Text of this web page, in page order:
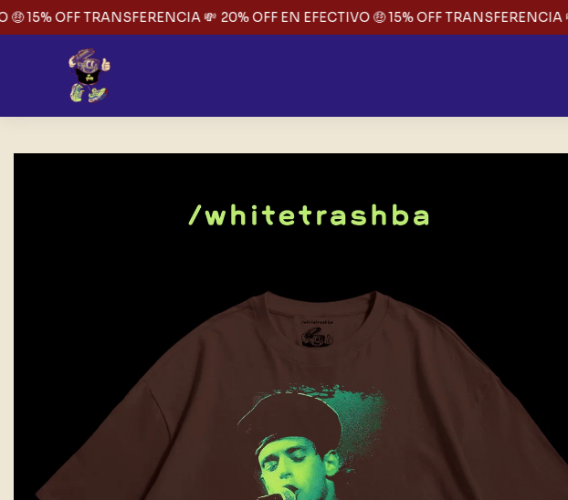
15% OFF TRANSFERENCIA 💸 20% OFF EN EFECTIVO 🤑 15% OFF TRANSFERENCIA 💸